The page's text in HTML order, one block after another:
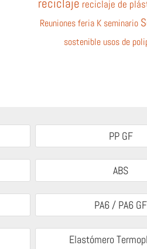
reciclaje reciclaje de
Reuniones feria K seminario
sostenible usos de
PP GF
ABS
PA6 / PA6 GF
Elastómero